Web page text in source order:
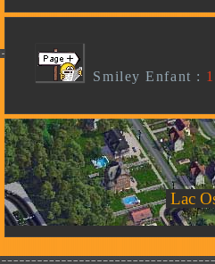
Smiley Enfant : 1
Lac